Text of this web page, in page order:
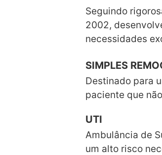
Seguindo
2002,
necessidades
SIMPLES
Destinado para
paciente que
UTI
Ambulância de
um alto risco